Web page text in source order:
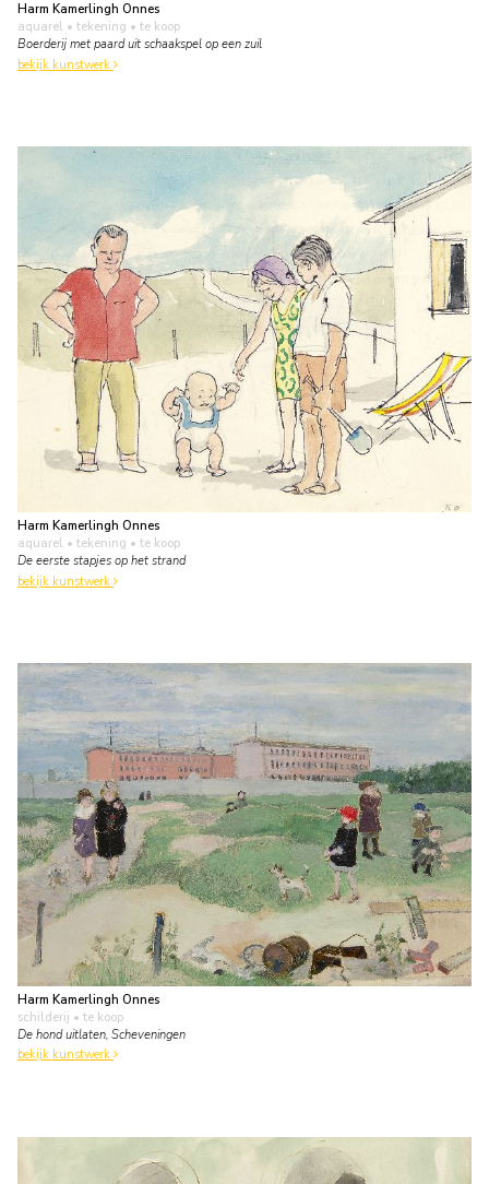
Harm Kamerlingh Onnes
aquarel • tekening • te koop
Boerderij met paard uit schaakspel op een zuil
bekijk kunstwerk
Harm Kamerlingh Onnes
aquarel • tekening • te koop
De eerste stapjes op het strand
bekijk kunstwerk
Harm Kamerlingh Onnes
schilderij • te koop
De hond uitlaten, Scheveningen
bekijk kunstwerk